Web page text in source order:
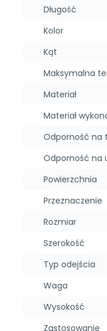
Długość
Kolor
Kąt
Maksymalna
Materiał
Materiał
Odporność na
Odporność na
Powierzchnia
Przeznaczenie
Rozmiar
Szerokość
Typ odejścia
Waga
Wysokość
Zastosowanie